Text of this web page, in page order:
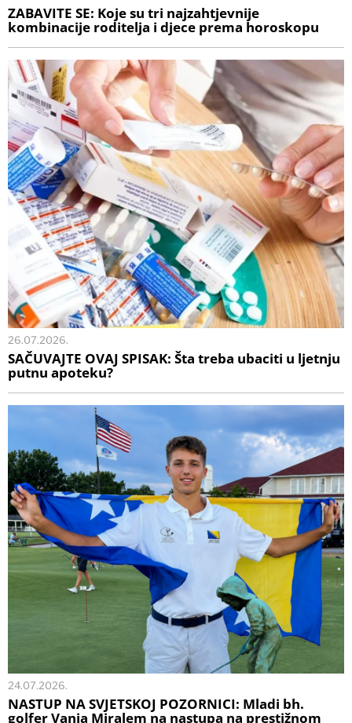
ZABAVITE SE: Koje su tri najzahtjevnije
kombinacije roditelja i djece prema horoskopu
26.07.2026.
SAČUVAJTE OVAJ SPISAK: Šta treba ubaciti u ljetnju
putnu apoteku?
24.07.2026.
NASTUP NA SVJETSKOJ POZORNICI: Mladi bh.
golfer Vanja Miralem na nastupa na prestižnom